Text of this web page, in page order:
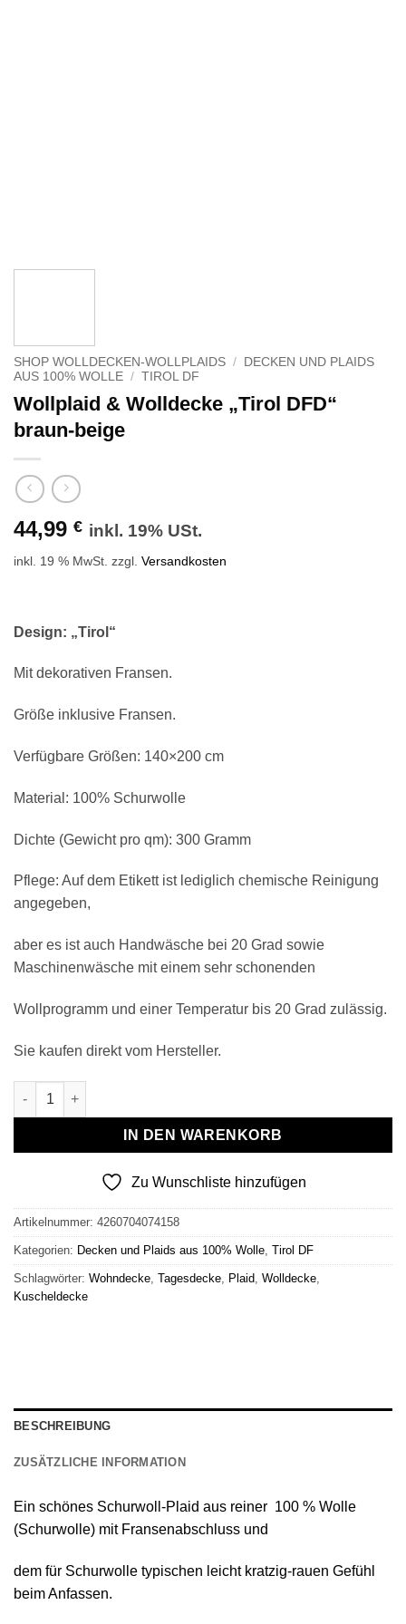
SHOP WOLLDECKEN-WOLLPLAIDS /
DECKEN UND PLAIDS
AUS 100% WOLLE / TIROL DF
Wollplaid & Wolldecke „Tirol DFD“
braun-beige
44,99 € inkl. 19% USt.
inkl. 19 % MwSt. zzgl. Versandkosten
Design: „Tirol“
Mit dekorativen Fransen.
Größe inklusive Fransen.
Verfügbare Größen: 140×200 cm
Material: 100% Schurwolle
Dichte (Gewicht pro qm): 300 Gramm
Pflege: Auf dem Etikett ist lediglich chemische Reinigung
angegeben,
aber es ist auch Handwäsche bei 20 Grad sowie
Maschinenwäsche mit einem sehr schonenden
Wollprogramm und einer Temperatur bis 20 Grad zulässig.
Sie kaufen direkt vom Hersteller.
Wollplaid & Wolldecke "Tirol DFD" braun-beige Menge
IN DEN WARENKORB
Zu Wunschliste hinzufügen
Artikelnummer: 4260704074158
Kategorien: Decken und Plaids aus 100% Wolle, Tirol DF
Schlagwörter: Wohndecke, Tagesdecke, Plaid, Wolldecke,
Kuscheldecke
BESCHREIBUNG
ZUSÄTZLICHE INFORMATION
Ein schönes Schurwoll-Plaid aus reiner 100 % Wolle
(Schurwolle) mit Fransenabschluss und
dem für Schurwolle typischen leicht kratzig-rauen Gefühl
beim Anfassen.